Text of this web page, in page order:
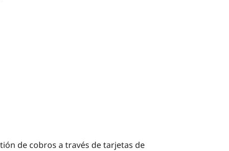
de cobros a través de tarjetas de